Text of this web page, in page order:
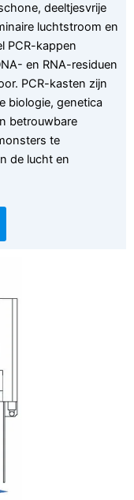
deeltjesvrije
luchtstroom en
PCR-kappen
en RNA-residuen
PCR-kasten zijn
biologie, genetica
betrouwbare
te
de lucht en